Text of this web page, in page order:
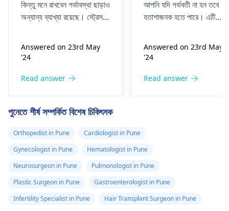
দিয়েছে এবং আমি গর্ভবতী
আমার মাসিক দেখিনি আমি
কীভাবে আমার পিরিয়ডের
জন্য টেস্ট কিট ছাড়াই
অনুভব করছি কিন্তু পিরিয়ড
বের হচ্ছে না
কিন্তু মনে রাখবেন গর্ভাবস্থা ছাড়াও
অন্যান্য ব্যাখ্যা রয়েছে। স্ট্রেস,
ভারসাম্যহীনতার মতো বিষয়গুলিও
আপনার চক্রের সাথে বিশৃঙ্খলা
আপনার প্রশ্ন হিসাবে, এটি
যদি আপনি চিন্তিত হন, আপনার
দোকান থেকে একটি গর্ভাবস্থা
পরীক্ষার কিট কিনে নিজের জন্য
পরীক্ষা করা উচিত।
Answered on 23rd May
'24
Read answer
পারছি না
আপনি যদি গর্ভবতী না হন তবে
হতাশাজনক হতে পারে। এটি
সঙ্গীর বীর্যের সমস্যার কারণে হতে
পারে। স্ট্রেস, খুব বেশি ওজন
সমস্যাও প্রভাব ফেলতে পারে।
Answered on 23rd May
'24
Read answer
পুনেতে শীর্ষ সম্পর্কিত বিশেষ চিকিৎসক
Orthopedist in Pune
Cardiologist in Pune
Gynecologist in Pune
Hematologist in Pune
Neurosurgeon in Pune
Pulmonologist in Pune
Plastic Surgeon in Pune
Gastroenterologist in Pune
Infertility Specialist in Pune
Hair Transplant Surgeon in Pune